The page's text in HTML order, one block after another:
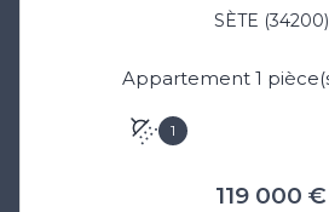
SÈTE (34200)
1
119 000 €